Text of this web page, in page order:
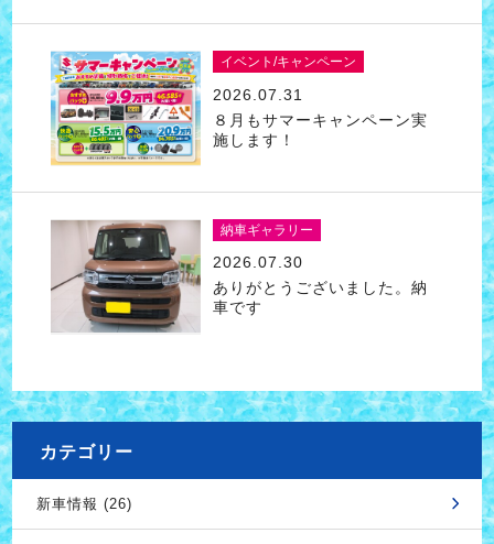
イベント/キャンペーン
2026.07.31
８月もサマーキャンペーン実
施します！
納車ギャラリー
2026.07.30
ありがとうございました。納
車です
カテゴリー
新車情報 (26)